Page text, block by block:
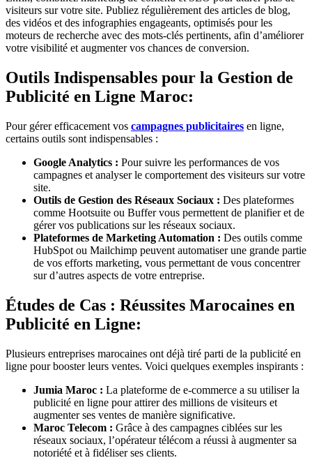
visiteurs sur votre site. Publiez régulièrement des articles de blog,
des vidéos et des infographies engageants, optimisés pour les
moteurs de recherche avec des mots-clés pertinents, afin d’améliorer
votre visibilité et augmenter vos chances de conversion.
Outils Indispensables pour la Gestion de
Publicité en Ligne Maroc:
Pour gérer efficacement vos campagnes publicitaires en ligne,
certains outils sont indispensables :
Google Analytics : Pour suivre les performances de vos
campagnes et analyser le comportement des visiteurs sur votre
site.
Outils de Gestion des Réseaux Sociaux : Des plateformes
comme Hootsuite ou Buffer vous permettent de planifier et de
gérer vos publications sur les réseaux sociaux.
Plateformes de Marketing Automation : Des outils comme
HubSpot ou Mailchimp peuvent automatiser une grande partie
de vos efforts marketing, vous permettant de vous concentrer
sur d’autres aspects de votre entreprise.
Études de Cas : Réussites Marocaines en
Publicité en Ligne:
Plusieurs entreprises marocaines ont déjà tiré parti de la publicité en
ligne pour booster leurs ventes. Voici quelques exemples inspirants :
Jumia Maroc : La plateforme de e-commerce a su utiliser la
publicité en ligne pour attirer des millions de visiteurs et
augmenter ses ventes de manière significative.
Maroc Telecom : Grâce à des campagnes ciblées sur les
réseaux sociaux, l’opérateur télécom a réussi à augmenter sa
notoriété et à fidéliser ses clients.